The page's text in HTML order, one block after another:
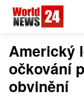
Americký
očkování
obvinění